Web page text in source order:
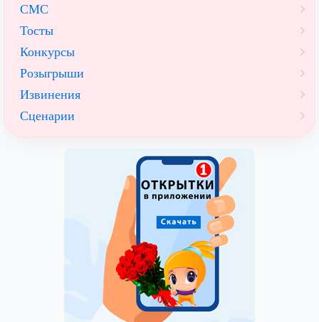
СМС
Тосты
Конкурсы
Розыгрыши
Извинения
Сценарии